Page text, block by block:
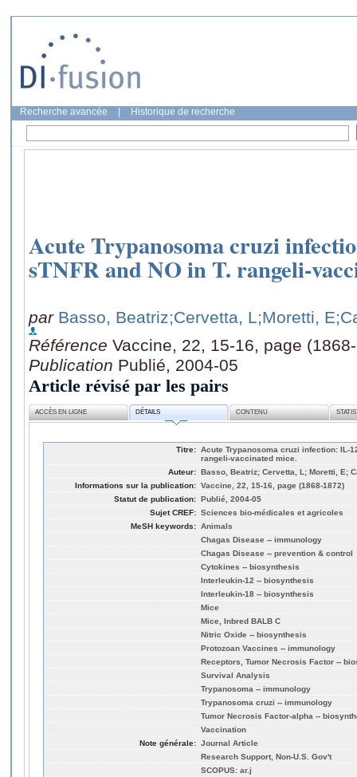
Recherche avancée Historique de recherche
Acute Trypanosoma cruzi
sTNFR and NO in T. rangeli-
par Basso, Beatriz;Cervetta, L;Moretti, E
Référence Vaccine, 22, 15-16, page
Publication Publié, 2004-05
Article révisé par les pairs
ACCÈS EN LIGNE DÉTAILS CONTENU
Titre: Acute Trypanosoma cruzi infection: IL-
rangeli-vaccinated mice.
Auteur: Basso, Beatriz; Cervetta, L; Moretti, E;
Informations sur la publication: Vaccine, 22, 15-16, page (1868-1872)
Statut de publication: Publié, 2004-05
Sujet CREF: Sciences bio-médicales et agricoles
MeSH keywords: Animals
Chagas Disease -- immunology
Chagas Disease -- prevention & control
Cytokines -- biosynthesis
Interleukin-12 -- biosynthesis
Interleukin-18 -- biosynthesis
Mice
Mice, Inbred BALB C
Nitric Oxide -- biosynthesis
Protozoan Vaccines -- immunology
Receptors, Tumor Necrosis Factor --
Survival Analysis
Trypanosoma -- immunology
Trypanosoma cruzi -- immunology
Tumor Necrosis Factor-alpha --
Vaccination
Note générale: Journal Article
Research Support, Non-U.S. Gov't
SCOPUS: ar.j